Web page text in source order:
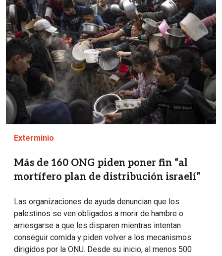
Exterminio
Más de 160 ONG piden poner fin “al
mortífero plan de distribución israelí”
Las organizaciones de ayuda denuncian que los
palestinos se ven obligados a morir de hambre o
arriesgarse a que les disparen mientras intentan
conseguir comida y piden volver a los mecanismos
dirigidos por la ONU. Desde su inicio, al menos 500